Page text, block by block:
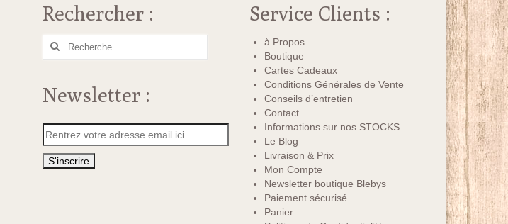
Rechercher :
Rechercher
Newsletter :
Service Clients :
à Propos
Boutique
Cartes Cadeaux
Conditions Générales de Vente
Conseils d’entretien
Contact
Informations sur nos STOCKS
Le Blog
Livraison & Prix
Mon Compte
Newsletter boutique Blebys
Paiement sécurisé
Panier